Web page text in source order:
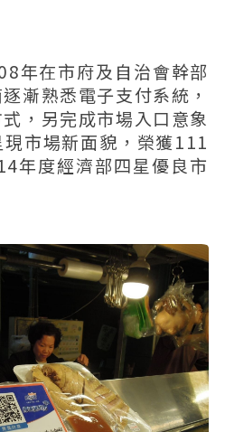
年在市府及自治會幹部
漸熟悉電子支付系統，
，另完成市場入口意象
市場新面貌，榮獲111
年度經濟部四星優良市